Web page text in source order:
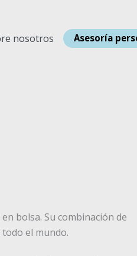
nosotros Asesoría
bolsa. Su combinación de
el mundo.